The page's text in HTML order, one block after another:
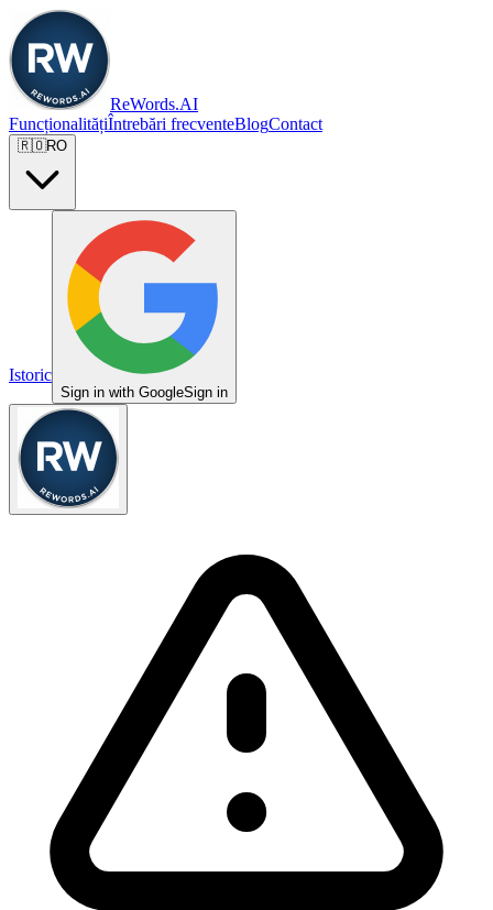
ReWords.AI
FuncționalitățiÎntrebări frecventeBlogContact
🇷🇴RO
Istoric
Sign in with GoogleSign in